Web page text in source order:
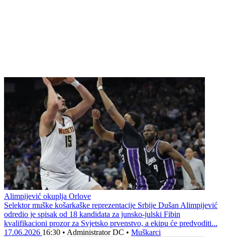
Alimpijević okuplja Orlove
Selektor muške košarkaške reprezentacije Srbije Dušan Alimpijević
odredio je spisak od 18 kandidata za junsko-julski Fibin
kvalifikacioni prozor za Svjetsko prvenstvo, a ekipu će predvoditi...
17.06.2026 16:30 • Administrator DC • Muškarci